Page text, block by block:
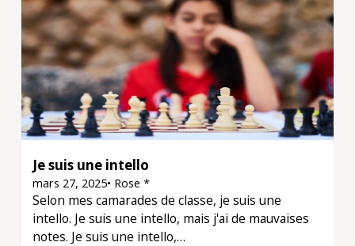
Je suis une intello
mars 27, 2025• Rose *
Selon mes camarades de classe, je suis une
intello. Je suis une intello, mais j'ai de mauvaises
notes. Je suis une intello,…